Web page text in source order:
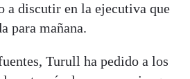
a discutir en la ejecutiva que
para mañana.
Turull ha pedido a los